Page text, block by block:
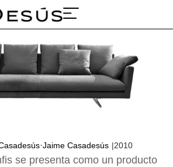
·Jaime Casadesús |2010
se presenta como un producto